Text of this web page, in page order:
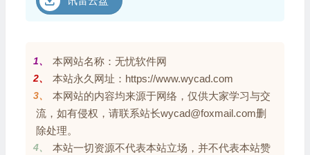
1、 本网站名称：无忧软件网
2、 本站永久网址：https://www.wycad.com
3、
本网站的内容均来源于网络，仅供大家学习与交
流，如有侵权，请联系站长wycad@foxmail.com删
除处理。
4、
本站一切资源不代表本站立场，并不代表本站赞